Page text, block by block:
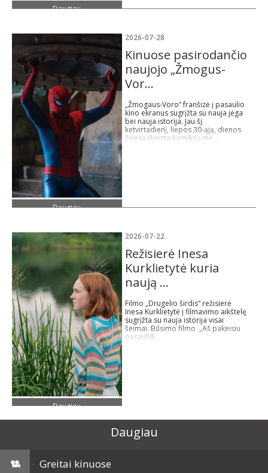
Daugiau
Daugiau
2026-07-28
Kinuose pasirodančio
naujojo „Žmogus-
Vor...
„Žmogaus-Voro“ franšizė į pasaulio
kino ekranus sugrįžta su nauja jėga
bei nauja istorija. Jau šį
ketvirtadienį, liepos 30-ąją, dienos
šviesą išvysta komiksų mė...
Daugiau
2026-07-22
Režisierė Inesa
Kurklietytė kuria
naują ...
Filmo „Drugelio širdis“ režisierė
Inesa Kurklietytė į filmavimo aikštelę
sugrįžta su nauja istorija visai
šeimai. Būsimo filmo „Aš pakeisiu
pasaulį&...
Daugiau
Greitai kinuose